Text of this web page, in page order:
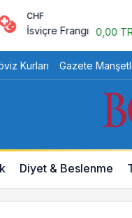
Frangı 0,00 TRY
Kurları Gazete
Diyet & Beslenme